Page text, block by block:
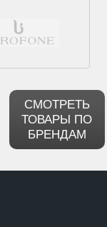
СМОТРЕТЬ
ТОВАРЫ ПО
БРЕНДАМ